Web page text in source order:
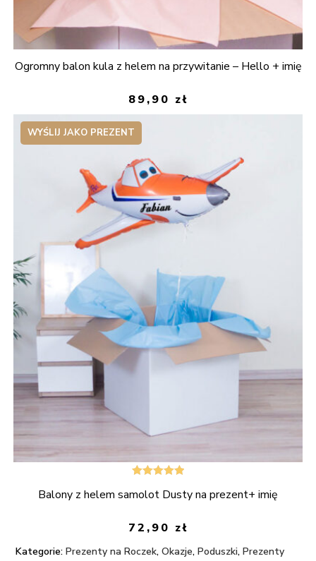
Ogromny balon kula z helem na przywitanie – Hello + imię
89,90 zł
WYŚLIJ JAKO PREZENT
5.00na 5
Balony z helem samolot Dusty na prezent+ imię
72,90 zł
Kategorie: Prezenty na Roczek,Okazje,Poduszki,Prezenty